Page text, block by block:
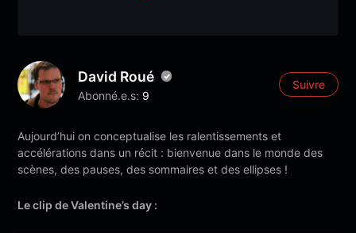
David Roué
Abonné.e.s: 9
Suivre
Aujourd’hui on conceptualise les ralentissements et
accélérations dans un récit : bienvenue dans le monde des
scènes, des pauses, des sommaires et des ellipses !
Le clip de Valentine’s day :